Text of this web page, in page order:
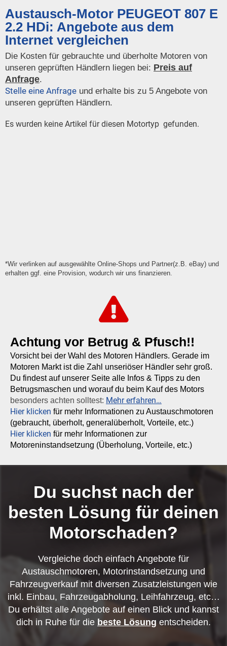
Austausch-Motor PEUGEOT 807 E
2.2 HDi: Angebote aus dem
Internet vergleichen
Die Kosten für gebrauchte und überholte Motoren von
unseren geprüften Händlern liegen bei: Preis auf
Anfrage.
Stelle eine Anfrage und erhalte bis zu 5 Angebote von
unseren geprüften Händlern.
Es wurden keine Artikel für diesen Motortyp gefunden.
*Wir verlinken auf ausgewählte Online-Shops und Partner(z.B. eBay) und
erhalten ggf. eine Provision, wodurch wir uns finanzieren.
Achtung vor Betrug & Pfusch!!
Vorsicht bei der Wahl des Motoren Händlers. Gerade im
Motoren Markt ist die Zahl unseriöser Händler sehr groß.
Du findest auf unserer Seite alle Infos & Tipps zu den
Betrugsmaschen und worauf du beim Kauf des Motors
besonders achten solltest: Mehr erfahren…
Hier klicken für mehr Informationen zu Austauschmotoren
(gebraucht, überholt, generalüberholt, Vorteile, etc.)
Hier klicken für mehr Informationen zur
Motoreninstandsetzung (Überholung, Vorteile, etc.)
Du suchst nach der
besten Lösung für deinen
Motorschaden?
Vergleiche doch einfach Angebote für
Austauschmotoren, Motorinstandsetzung und
Fahrzeugverkauf mit diversen Zusatzleistungen wie
inkl. Einbau, Fahrzeugabholung, Leihfahrzeug, etc…
Du erhältst alle Angebote auf einen Blick und kannst
dich in Ruhe für die beste Lösung entscheiden.